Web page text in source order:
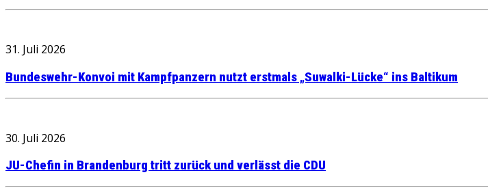
31. Juli 2026
Bundeswehr-Konvoi mit Kampfpanzern nutzt erstmals „Suwalki-Lücke“ ins Baltikum
30. Juli 2026
JU-Chefin in Brandenburg tritt zurück und verlässt die CDU